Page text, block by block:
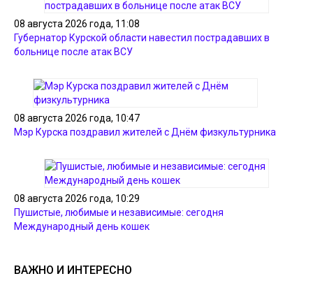
08 августа 2026 года, 11:08
Губернатор Курской области навестил пострадавших в
больнице после атак ВСУ
08 августа 2026 года, 10:47
Мэр Курска поздравил жителей с Днём физкультурника
08 августа 2026 года, 10:29
Пушистые, любимые и независимые: сегодня
Международный день кошек
ВАЖНО И ИНТЕРЕСНО